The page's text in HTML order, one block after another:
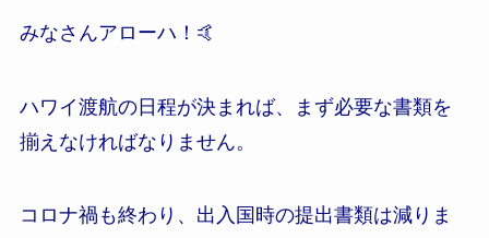
みなさんアローハ！🤙
ハワイ渡航の日程が決まれば、まず必要な書類を
揃えなければなりません。
コロナ禍も終わり、出入国時の提出書類は減りま